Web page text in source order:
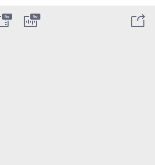
5м 5м